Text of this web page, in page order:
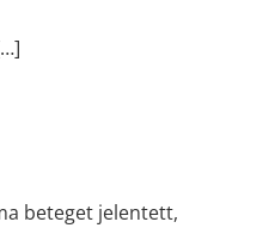
beteget jelentett,